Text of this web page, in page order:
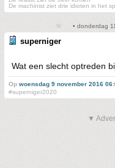
De machinist ziet drie idioten in het
• donderdag
superniger
Wat een slecht optreden
Op woensdag 9 november 2016
#superniger2020
▼